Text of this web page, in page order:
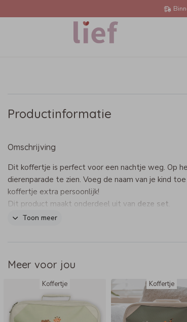
Productinformatie
Omschrijving
Dit koffertje is perfect voor een nachtje weg. Op
dierenparade te zien. Voeg de naam van je kind
koffertje extra persoonlijk!
Dit product maakt onderdeel uit van deze set
- Materiaal: stevig canvas, waterafstotend
- Rits kan rondom open
- Verstevigde zijkanten en handige dopjes aan de
Toon meer
Meer voor jou
Koffertje Koffertje